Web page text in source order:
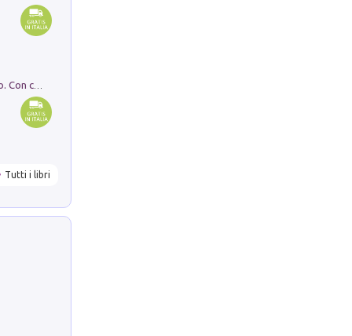
Tutti i libri